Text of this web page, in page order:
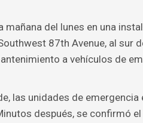
del lunes en una
87th Avenue, al sur
a vehículos de
las unidades de emergencia
después, se confirmó